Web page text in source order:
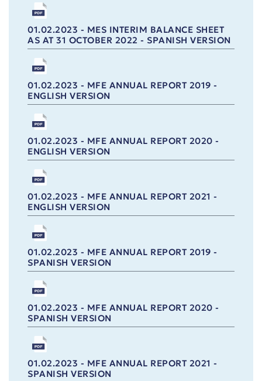
01.02.2023 - MES INTERIM BALANCE SHEET
AS AT 31 OCTOBER 2022 - SPANISH VERSION
01.02.2023 - MFE ANNUAL REPORT 2019 -
ENGLISH VERSION
01.02.2023 - MFE ANNUAL REPORT 2020 -
ENGLISH VERSION
01.02.2023 - MFE ANNUAL REPORT 2021 -
ENGLISH VERSION
01.02.2023 - MFE ANNUAL REPORT 2019 -
SPANISH VERSION
01.02.2023 - MFE ANNUAL REPORT 2020 -
SPANISH VERSION
01.02.2023 - MFE ANNUAL REPORT 2021 -
SPANISH VERSION